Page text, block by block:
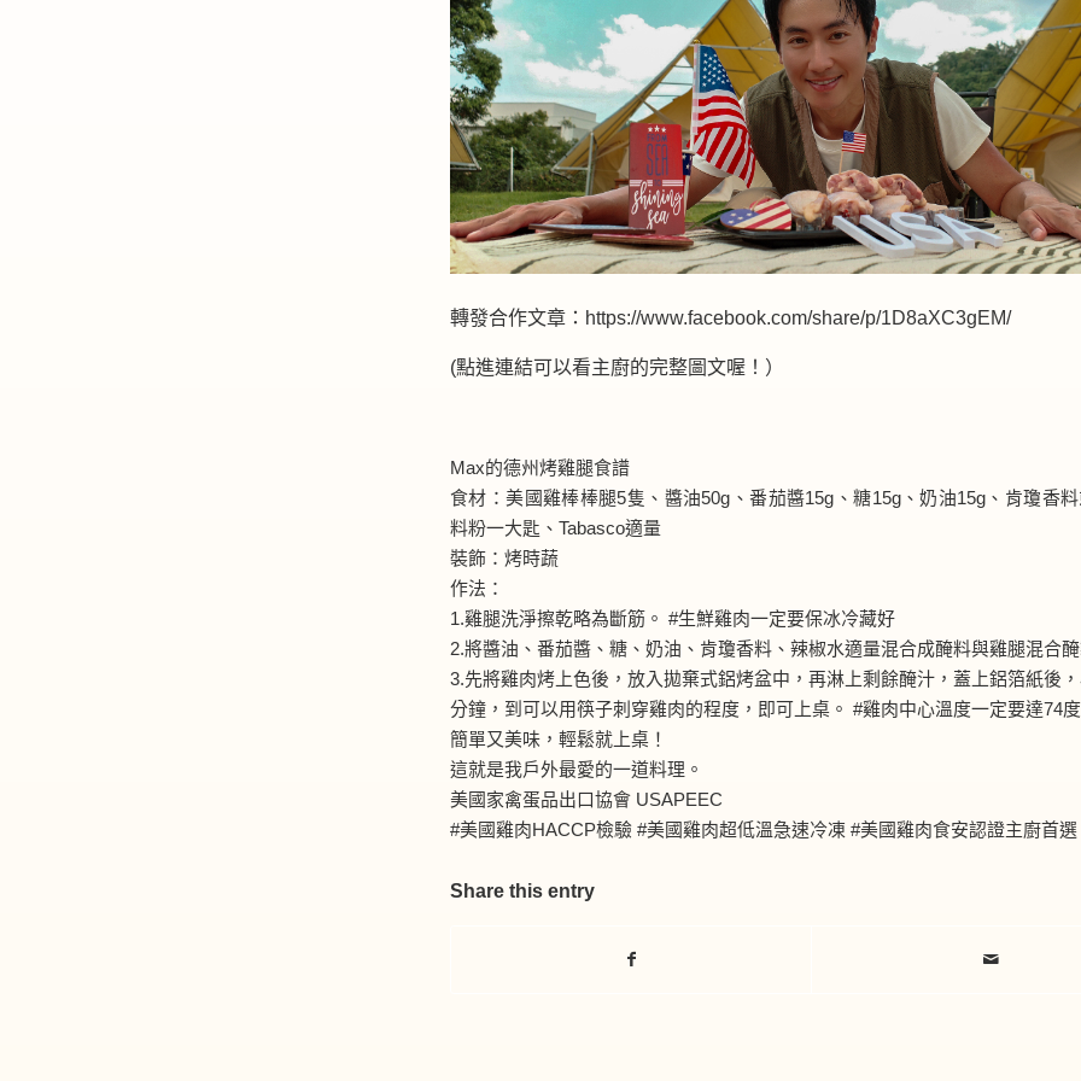
轉發合作文章： https://www.facebook.com/share/p/1D8aXC3gEM/
(點進連結可以看主廚的完整圖文喔！）
Max的德州烤雞腿食譜
食材：美國雞棒棒腿5隻、醬油50g、番茄醬15g、糖15g、奶油15g、肯瓊香
料粉一大匙、Tabasco適量
裝飾：烤時蔬
作法：
1.雞腿洗淨擦乾略為斷筋。 #生鮮雞肉一定要保冰冷藏好
2.將醬油、番茄醬、糖、奶油、肯瓊香料、辣椒水適量混合成醃料與雞腿混合醃
3.先將雞肉烤上色後，放入拋棄式鋁烤盆中，再淋上剩餘醃汁，蓋上鋁箔紙後
分鐘，到可以用筷子刺穿雞肉的程度，即可上桌。 #雞肉中心溫度一定要達74度
簡單又美味，輕鬆就上桌！
這就是我戶外最愛的一道料理。
美國家禽蛋品出口協會 USAPEEC
#美國雞肉HACCP檢驗 #美國雞肉超低溫急速冷凍 #美國雞肉食安認證主廚首選
Share this entry